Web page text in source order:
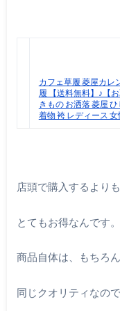
カフェ草履 菱屋カレ
履 【送料無料】♪【
きもの お洒落 菱屋
着物 袴 レディース
店頭で購入するより
とてもお得なんです。
商品自体は、もちろ
同じクオリティなの